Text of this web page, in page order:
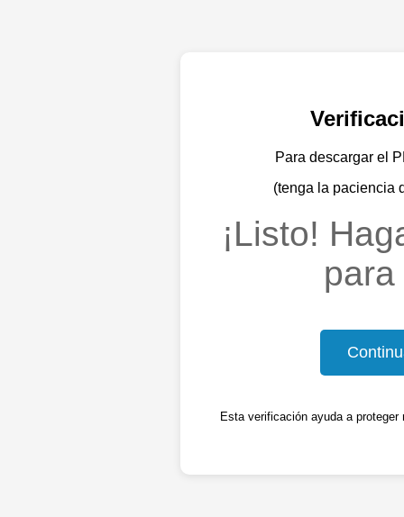
Para descargar el
(tenga la paciencia
¡Listo!
Esta verificación ayuda a